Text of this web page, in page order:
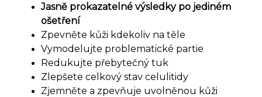
Jasně prokazatelné výsledky po jediném
ošetření
Zpevněte kůži kdekoliv na těle
Vymodelujte problematické partie
Redukujte přebytečný tuk
Zlepšete celkový stav celulitidy
Zjemněte a zpevňuje uvolněnou kůži